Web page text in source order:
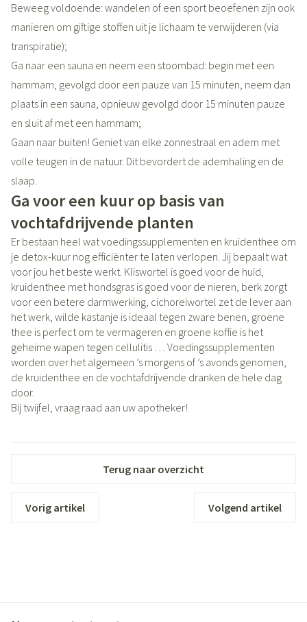
Beweeg voldoende: wandelen of een sport beoefenen zijn ook
manieren om giftige stoffen uit je lichaam te verwijderen (via
transpiratie);
Ga naar een sauna en neem een stoombad: begin met een
hammam, gevolgd door een pauze van 15 minuten, neem dan
plaats in een sauna, opnieuw gevolgd door 15 minuten pauze
en sluit af met een hammam;
Gaan naar buiten! Geniet van elke zonnestraal en adem met
volle teugen in de natuur. Dit bevordert de ademhaling en de
slaap.
Ga voor een kuur op basis van
vochtafdrijvende planten
Er bestaan heel wat voedingssupplementen en kruidenthee om
je detox-kuur nog efficiënter te laten verlopen. Jij bepaalt wat
voor jou het beste werkt. Kliswortel is goed voor de huid,
kruidenthee met hondsgras is goed voor de nieren, berk zorgt
voor een betere darmwerking, cichoreiwortel zet de lever aan
het werk, wilde kastanje is ideaal tegen zware benen, groene
thee is perfect om te vermageren en groene koffie is het
geheime wapen tegen cellulitis … Voedingssupplementen
worden over het algemeen ’s morgens of ’s avonds genomen,
de kruidenthee en de vochtafdrijvende dranken de hele dag
door.
Bij twijfel, vraag raad aan uw apotheker!
Terug naar overzicht
Vorig artikel Volgend artikel